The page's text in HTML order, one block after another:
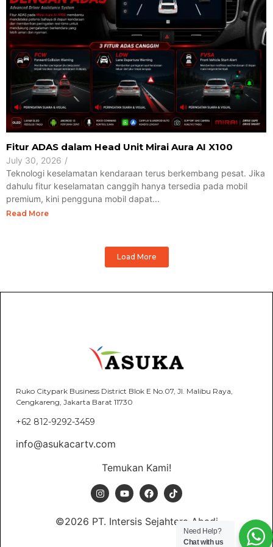
Fitur ADAS dalam Head Unit Mirai Aura AI X100
July 30, 2026 /
Teknologi keselamatan kendaraan terus berkembang pesat. Jika
dahulu fitur keselamatan canggih hanya tersedia pada mobil
premium, kini pengguna mobil dapat...
Read More
Load More
Ruko Citypark Business District Blok E No.07, Jl. Malibu Raya,
Cengkareng, Jakarta Barat 11730
+62 812-9292-3459
info@asukacartv.com
Temukan Kami!
©2026 PT. Intersis Sejahtera Abadi
Need Help?
Chat with us